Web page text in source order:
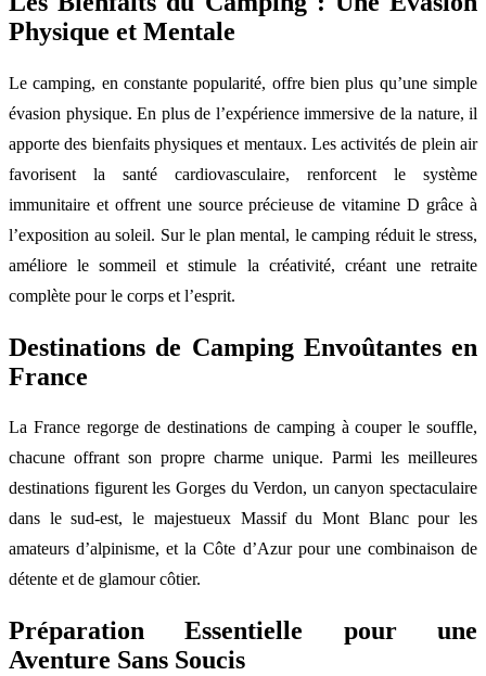
Physique et Mentale
Le camping, en constante popularité, offre bien plus qu’une simple
évasion physique. En plus de l’expérience immersive de la nature, il
apporte des bienfaits physiques et mentaux. Les activités de plein air
favorisent la santé cardiovasculaire, renforcent le système
immunitaire et offrent une source précieuse de vitamine D grâce à
l’exposition au soleil. Sur le plan mental, le camping réduit le stress,
améliore le sommeil et stimule la créativité, créant une retraite
complète pour le corps et l’esprit.
Destinations de Camping Envoûtantes en
France
La France regorge de destinations de camping à couper le souffle,
chacune offrant son propre charme unique. Parmi les meilleures
destinations figurent les Gorges du Verdon, un canyon spectaculaire
dans le sud-est, le majestueux Massif du Mont Blanc pour les
amateurs d’alpinisme, et la Côte d’Azur pour une combinaison de
détente et de glamour côtier.
Préparation Essentielle pour une
Aventure Sans Soucis